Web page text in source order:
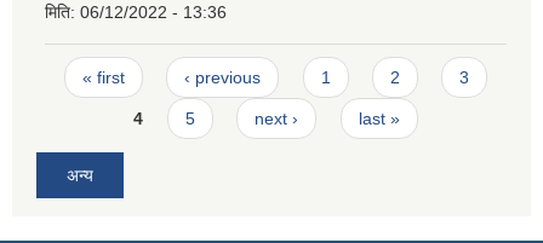
मिति: 06/12/2022 - 13:36
Pages
« first ‹ previous 1 2 3
4 5 next › last »
अन्य